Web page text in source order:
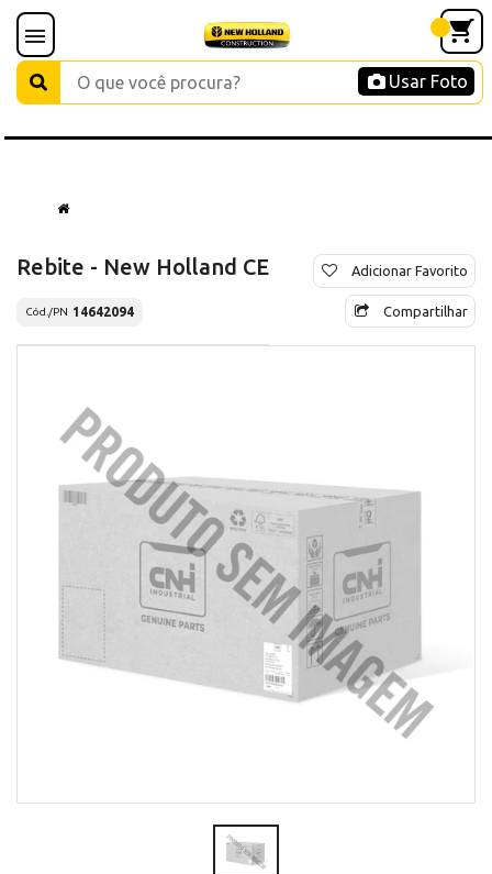
Usar Foto
Rebite - New Holland CE
Cód./PN 14642094
Adicionar Favorito
Compartilhar